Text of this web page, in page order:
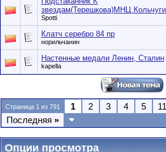
Spotti
Клатч серебро 84 пр
норильчанин
Настенные медали Ленин, Сталин
kapella
Страница 1 из 791 1 2 3 4 5 11
Последняя »
Опции просмотра